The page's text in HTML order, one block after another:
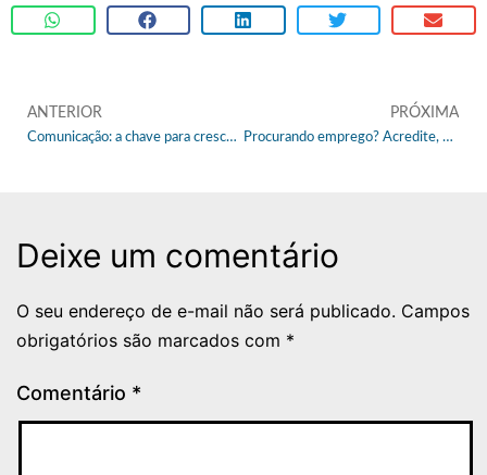
ANTERIOR
Comunicação: a chave para crescer na carreira
PRÓXIMA
Procurando emprego? Acredite, estas dicas poderão ajudar
Deixe um comentário
O seu endereço de e-mail não será publicado. Campos
obrigatórios são marcados com *
Comentário *